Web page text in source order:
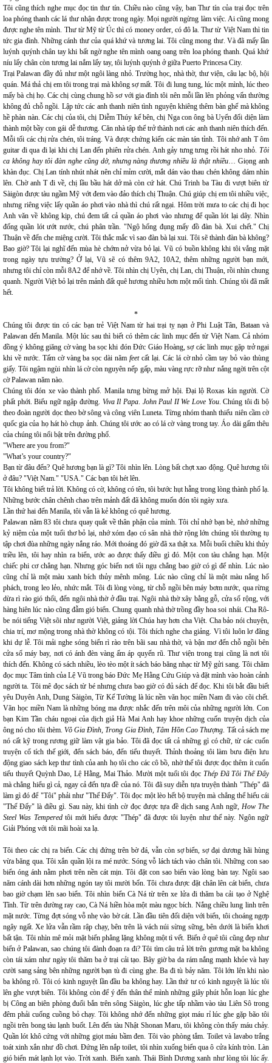
Tôi cũng thích nghe mục đọc tin thư tín. Chiều nào cũng vậy, ban Thư tín của trại đọc trên
loa phóng thanh các lá thư nhận được trong ngày. Mọi người ngừng làm việc. Ai cũng mong
được nghe tên mình. Thư từ Mỹ từ Úc thì có money order, có đô la. Thư từ Việt Nam thì tin
tức gia đình. Những cánh thư của quá khứ và tương lai. Tôi cũng mong thư. Và đã mấy lần
luýnh quýnh chân tay khi bất ngờ nghe tên mình oang oang trên loa phóng thanh. Quá khứ
níu lấy chân còn tương lai nắm lấy tay, tôi luýnh quýnh ở giữa Puerto Princesa City.
Trại Palawan đầy đủ như một ngôi làng nhỏ. Trường học, nhà thờ, thư viện, câu lạc bộ, hội
quán. Má thả chị em tôi trong trại mà không sợ mất. Tôi đi lung tung, lúc một mình, lúc theo
mấy bà chị họ. Các chị cùng chung hồ sơ với gia đình tôi nên mỗi lần lên phỏng vấn thường
không đủ chỗ ngồi. Lập tức các anh thanh niên tình nguyện khiêng thêm bàn ghế mà không
hề phàn nàn. Các chị của tôi, chị Diễm Thúy kế bên, chị Nga con ông bà Uyển đối diện làm
thành một bầy con gái dễ thương. Căn nhà tập thể trở thành nơi các anh thanh niên thích đến.
Mỗi tối các chị rửa chén, tôi tráng. Và được chứng kiến các màn tán tỉnh. Tôi nhớ anh T ôm
guitar đi qua đi lại khi chị Lan đến phiên rửa chén. Anh gảy tưng tưng rồi hát nho nhỏ. Tôi
ca không hay tôi đàn nghe cũng dở, nhưng nàng thương nhiều là thật nhiều… Giọng anh
khàn đục. Chị Lan tính nhút nhát nên chỉ mỉm cười, mắt dán vào thau chén không dám nhìn
lên. Chờ anh T đi về, chị lầu bầu hát dở mà còn cứ hát. Chú Trinh ba Tàu đi vượt biên từ
Sàigòn được tàu ngầm Mỹ vớt đem vào đảo thích chị Thuận. Chú giúp chị em tôi nhiều việc,
nhưng riêng việc lấy quần áo phơi vào nhà thì chú rất ngại. Hôm trời mưa to các chị đi học
Anh văn về không kịp, chú đem tất cả quần áo phơi vào nhưng để quần lót lại dây. Nhìn
đống quần lót ướt nước, chú phân trần. "Ngộ hổng đụng mấy đồ đàn bà. Xui chết." Chị
Thuận về đến che miệng cười. Tôi thắc mắc vì sao đàn bà lại xui. Tôi sẽ thành đàn bà không?
Bao giờ? Tôi lại nghĩ đến mùa hè chớm nở vừa bỏ lại. Vũ có buồn không khi tôi vắng mặt
trong ngày tựu trường? Ở lại, Vũ sẽ có thêm 9A2, 10A2, thêm những người bạn mới,
nhưng tôi chỉ còn mỗi 8A2 để nhớ về. Tôi nhìn chị Uyên, chị Lan, chị Thuận, rồi nhìn chung
quanh. Người Việt bỏ lại trên mảnh đất quê hương nhiều hơn một mối tình. Chúng tôi đã mất
hết.
*
Chúng tôi được tin có các bạn trẻ Việt Nam từ hai trại tỵ nạn ở Phi Luật Tân, Bataan và
Palawan đến Manila. Một lúc sau thì biết có thêm các linh mục đến từ Việt Nam. Cả nhóm
đồng ý không giăng cờ vàng ba sọc khi đón Đức Giáo Hoàng, sợ các linh mục gặp trở ngại
khi về nước. Tấm cờ vàng ba sọc dài nămfeetcất lại. Các lá cờ nhỏ cầm tay bỏ vào thùng
giấy. Tôi ngậm ngùi nhìn lá cờ còn nguyên nếp gấp, màu vàng rực rỡ như nắng ngời trên cột
cờ Palawan năm nào.
Chúng tôi đón xe vào thành phố. Manila tưng bừng mở hội. Đại lộ Roxas kín người. Cờ
phất phới. Biểu ngữ ngập đường. Viva Il Papa. John Paul II We Love You. Chúng tôi đi bộ
theo đoàn người dọc theo bờ sông và công viên Luneta. Từng nhóm thanh thiếu niên cầm cờ
quốc gia của họ hát hò chụp ảnh. Chúng tôi ước ao có lá cờ vàng trong tay. Áo dài gấm thêu
của chúng tôi nổi bật trên đường phố.
"Where are you from?"
"What’s your country?"
Bạn từ đâu đến? Quê hương bạn là gì? Tôi nhìn lên. Lòng bất chợt xao động. Quê hương tôi
ở đâu? "Việt Nam." "USA." Các bạn tôi hét lên.
Tôi không biết trả lời. Không có cờ, không có tên, tôi bước hụt hẫng trong lòng thành phố lạ.
Những bước chân chênh chao trên mảnh đất đã không muốn đón tôi ngày xưa.
Lần thứ hai đến Manila, tôi vẫn là kẻ không có quê hương.
Palawan năm 83 tôi chưa quay quắt về thân phận của mình. Tôi chỉ nhớ bạn bè, nhớ những
kỷ niệm của một tuổi thơ bỏ lại, nhớ xóm đạo có sân nhà thờ rộng lớn chúng tôi thường tụ
tập chơi đùa những ngày nắng ráo. Mới thoáng đó giờ đã xa thật xa. Mỗi buổi chiều khi thủy
triều lên, tôi hay nhìn ra biển, ước ao được thấy điều gì đó. Một con tàu chẳng hạn. Một
chiếc phi cơ chẳng hạn. Nhưng góc biển nơi tôi ngụ chẳng bao giờ có gì để nhìn. Lúc nào
cũng chỉ là một màu xanh bích thủy mênh mông. Lúc nào cũng chỉ là một màu nắng hổ
phách, trong leo lẻo, nhức mắt. Tôi đi lòng vòng, từ chỗ ngồi bên máy bơm nước, qua rừng
dừa rì rào gió thổi, đến ngôi nhà thờ ở đầu trại. Ngôi nhà thờ xây bằng gỗ, cửa sổ rộng, với
hàng hiên lúc nào cũng đẫm gió biển. Chung quanh nhà thờ trồng đầy hoa soi nhái. Cha Rô-
be nói tiếng Việt sõi như người Việt, giảng lời Chúa hay hơn cha Việt. Cha bảo nói chuyện,
chia trí, mơ mộng trong nhà thờ không có tội. Tôi thích nghe cha giảng. Vì tôi luôn lơ đãng
khi dự lễ. Tôi mải nghe sóng biển rì rào trên bãi sau nhà thờ, và bận mơ đến chỗ ngồi bên
cửa sổ máy bay, nơi có ánh đèn vàng ấm áp quyến rũ. Thư viện trong trại cũng là nơi tôi
thích đến. Không có sách nhiều, lèo tèo một ít sách báo băng nhạc từ Mỹ gửi sang. Tôi chăm
đọc mục Tâm tình của Lệ Vũ trong báo Đức Mẹ Hằng Cứu Giúp và đặt mình vào hoàn cảnh
người ta. Tôi mê đọc sách từ bé nhưng chưa bao giờ có đủ sách để đọc. Khi tôi bắt đầu biết
yêu Duyên Anh, Dung Sàigòn, Từ Kế Tường là lúc nền văn học miền Nam đi vào cõi chết.
Văn học miền Nam là những bóng ma được nhắc đến trên môi của những người lớn. Con
bạn Kim Tần cháu ngoại của dịch giả Hà Mai Anh hay khoe những cuốn truyện dịch của
ông nó cho tôi thèm. Vô Gia Đình, Trong Gia Đình, Tâm Hồn Cao Thượng. Tất cả sách mẹ
nó cất kỹ trong rương giữ làm vật gia bảo. Tôi đã đọc tất cả những gì có chữ, từ các cuốn
truyện cổ tích thế giới, đến sách báo, đến tiểu thuyết. Thỉnh thoảng tôi làm bưu điện lưu
động giao sách kẹp thư tình của anh họ tôi cho các cô bồ, nhờ thế tôi được đọc thêm ít cuốn
tiểu thuyết Quỳnh Dao, Lệ Hằng, Mai Thảo. Mười một tuổi tôi đọc Thép Đã Tôi Thế Đấy
mà chẳng hiểu gì cả, ngay cả đến tựa đề của nó. Tôi đã suy diễn tựa truyện thành "Thép" đã
làm gì đó để "Tôi" phải như "Thế Đấy". Tôi đọc một lèo hết bộ truyện mà chẳng thể hiểu cái
"Thế Đấy" là điều gì. Sau này, khi tình cờ đọc được tựa đề dịch sang Anh ngữ, How The
Steel Was Temperedtôi mới hiểu được "Thép" đã được tôi luyện như thế này. Ngôn ngữ
Giải Phóng với tôi mãi hoài xa lạ.
Tôi theo các chị ra biển. Các chị đứng trên bờ đá, vẫn còn sợ biển, sợ đại dương hãi hùng
vừa băng qua. Tôi xắn quần lội ra mé nước. Sóng vỗ lách tách vào chân tôi. Những con sao
biển óng ánh nằm phơi trên nền cát mịn. Tôi đặt con sao biển vào lòng bàn tay. Ngôi sao
năm cánh dài hơn những ngón tay tôi mười bốn. Tôi chưa được đặt chân lên cát biển, chưa
bao giờ chạm lên sao biển. Tôi nhìn biển Cà Ná từ trên xe lửa đi thăm ba cải tạo ở Nghệ
Tĩnh. Từ trên đường ray cao, Cà Ná hiền hòa một màu ngọc bích. Nắng chiều lung linh trên
mặt nước. Từng đợt sóng vỗ nhẹ vào bờ cát. Lần đầu tiên đối diện với biển, tôi choáng ngợp
ngây ngất. Xe lửa vẫn rầm rập chạy, bên trên là vách núi sừng sững, bên dưới là biển khơi
bất tận. Tôi nhìn mê mỏi mặt biển phẳng lặng không một tì vết. Biển ở quê tôi cũng đẹp như
biển ở Palawan, sao chúng tôi đành đoạn ra đi? Tôi tìm câu trả lời trên gương mặt ba không
còn tái xám như ngày tôi thăm ba ở trại cải tạo. Bây giờ ba da rám nắng mạnh khỏe và hay
cười sang sảng bên những người bạn tù đi cùng ghe. Ba đi tù bảy năm. Tôi lớn lên khi nào
ba không rõ. Tôi có kinh nguyệt lần đầu ba không hay. Lần thứ tư có kinh nguyệt là lúc tôi
lên ghe vượt biên. Tôi không còn để ý đến thân thể mình những giây phút hỗn loạn lúc ghe
bị Công an biên phòng đuổi bắn trên sông Sàigòn, lúc ghe tấp nhầm vào tàu Liên Sô trong
đêm phải cuống cuồng bỏ chạy. Tôi không nhớ đến những giọt máu rỉ lúc ghe gặp bão tôi
ngồi trên bong tàu lạnh buốt. Lên đến tàu Nhật Shonan Maru, tôi không còn thấy máu chảy.
Quần lót khô cứng với những giọt máu bầm đen. Tôi vào phòng tắm. Toilet và lavabo trắng
toát xinh xắn như đồ chơi. Đứng lên nắp toilet, tôi nhìn xuống biển qua ô cửa kính tròn. Làn
gió biển mát lạnh lọt vào. Trời xanh. Biển xanh. Thái Bình Dương xanh như lòng tôi lúc ấy.